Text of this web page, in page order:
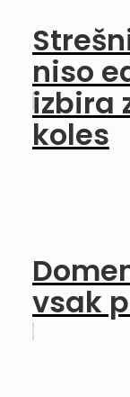
niso
izbira
koles
vsak